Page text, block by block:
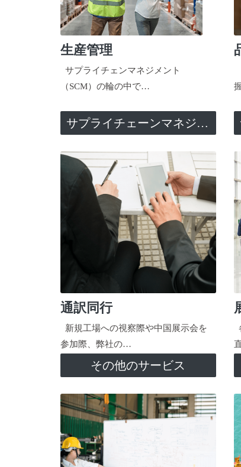
生産管理
サプライチェンマネジメント
（SCM）の輪の中で…
サプライチェーンマネジメント
通訳同行
新規工場への視察際や中国展示会を
参加際、弊社の…
その他のサービス